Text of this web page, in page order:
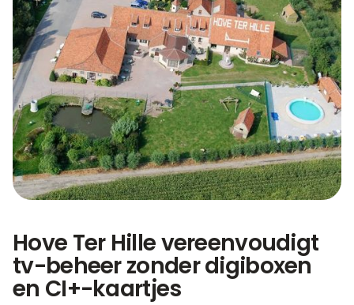
Hove Ter Hille vereenvoudigt
tv-beheer zonder digiboxen
en CI+-kaartjes